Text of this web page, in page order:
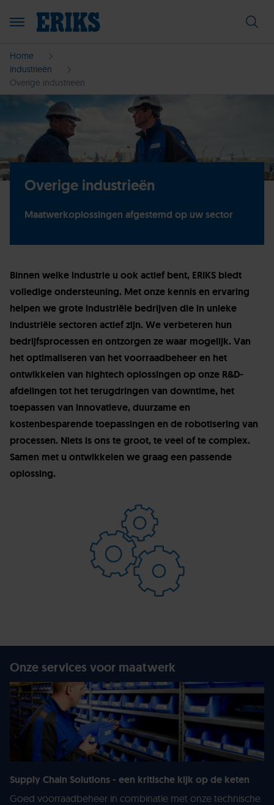
Home
Industrieën
Overige industrieën
Overige industrieën
Maatwerkoplossingen afgestemd op uw sector
Binnen welke industrie u ook actief bent, ERIKS biedt
volledige ondersteuning. Met onze kennis en ervaring
helpen we grote industriële bedrijven die in unieke
industriële sectoren actief zijn. We verbeteren hun
bedrijfsprocessen en ontzorgen ze waar mogelijk. Van
het optimaliseren van het voorraadbeheer en het
ontwikkelen van hightech oplossingen op onze R&D-
afdelingen tot het terugdringen van downtime, het
toepassen van innovatieve, duurzame en
kostenbesparende toepassingen en de robotisering van
processen. Niets is ons te groot, te veel of te complex.
Samen met u ontwikkelen we graag een passende
oplossing.
Onze services voor maatwerk
Supply Chain Solutions - een kritische kijk op de keten
Goed voorraadbeheer in combinatie met onze technische